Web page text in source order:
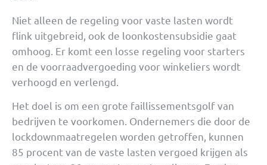
Niet alleen de regeling voor vaste lasten wordt
flink uitgebreid, ook de loonkostensubsidie gaat
omhoog. Er komt een losse regeling voor starters
en de voorraadvergoeding voor winkeliers wordt
verhoogd en verlengd.
Het doel is om een grote faillissementsgolf van
bedrijven te voorkomen. Ondernemers die door de
lockdownmaatregelen worden getroffen, kunnen
85 procent van de vaste lasten vergoed krijgen als